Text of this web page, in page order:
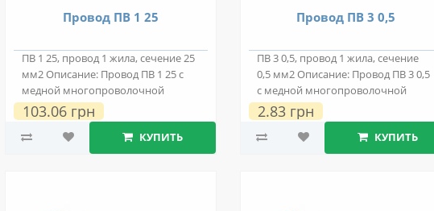
Провод ПВ 1 25
ПВ 1 25, провод 1 жила, сечение 25
мм2 Описание: Провод ПВ 1 25 с
медной многопроволочной
токопровод..
103.06 грн
КУПИТЬ
Провод ПВ 3 0,5
ПВ 3 0,5, провод 1 жила, сечение
0,5 мм2 Описание: Провод ПВ 3 0,5
с медной многопроволочной
токопро..
2.83 грн
КУПИТЬ